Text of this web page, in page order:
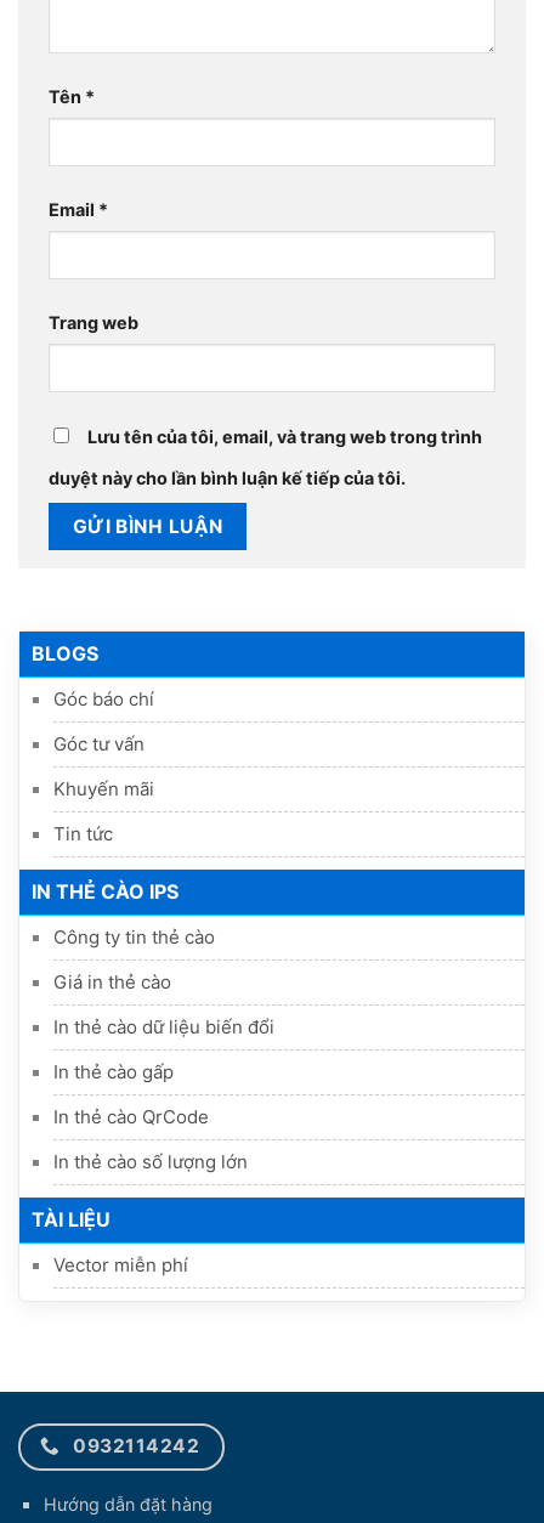
BLOGS
Góc báo chí
Góc tư vấn
Khuyến mãi
Tin tức
IN THẺ CÀO IPS
Công ty tin thẻ cào
Giá in thẻ cào
In thẻ cào dữ liệu biến đổi
In thẻ cào gấp
In thẻ cào QrCode
In thẻ cào số lượng lớn
TÀI LIỆU
Vector miễn phí
Tên *
Email *
Trang web
Lưu tên của tôi, email, và trang web trong trình
duyệt này cho lần bình luận kế tiếp của tôi.
0932114242
Hướng dẫn đặt hàng